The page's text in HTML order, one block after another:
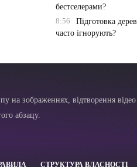
бестселерами?
8:56
Підготовка
часто ігнорують?
на зображеннях, відтворення
абзацу.
СТРУКТУРА ВЛАСНОСТІ